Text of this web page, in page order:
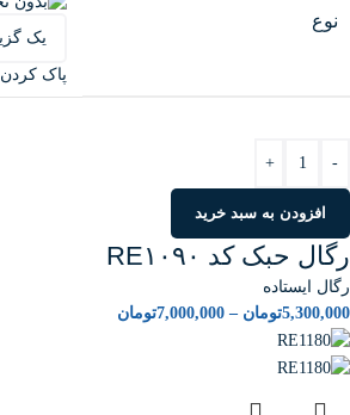
نوع
پاک کردن
-
+
افزودن به سبد خرید
رگال حبک کد RE۱۰۹۰
رگال ایستاده
5,300,000تومان –
7,000,000تومان